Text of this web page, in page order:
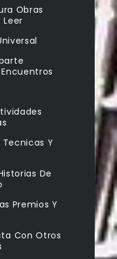
Obras
Leer
Tecnicas Y
De
Premios Y
Con Otros